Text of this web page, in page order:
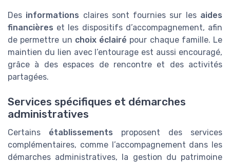
Des informations claires sont fournies sur les aides
financières et les dispositifs d’accompagnement, afin
de permettre un choix éclairé pour chaque famille. Le
maintien du lien avec l’entourage est aussi encouragé,
grâce à des espaces de rencontre et des activités
partagées.
Services spécifiques et démarches
administratives
Certains établissements proposent des services
complémentaires, comme l’accompagnement dans les
démarches administratives, la gestion du patrimoine